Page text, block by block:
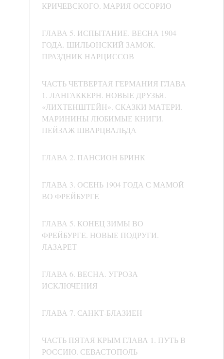
КРИЧЕВСКОГО. МАРИЯ ОССОРИО
ГЛАВА 5. ИСПЫТАНИЕ. ВЕСНА 1904
ГОДА. ШИЛЬОНСКИЙ ЗАМОК.
ПРАЗДНИК НАРЦИССОВ
ЧАСТЬ ЧЕТВЕРТАЯ ГЕРМАНИЯ ГЛАВА
1. ЛАНГАККЕРН. НОВЫЕ ДРУЗЬЯ.
«ЛИХТЕНШТЕЙН». СКАЗКИ МАТЕРИ.
МАРИНИНЫ ЛЮБИМЫЕ КНИГИ.
ПЕЙЗАЖ ШВАРЦВАЛЬДА
ГЛАВА 2. ПАНСИОН БРИНК
ГЛАВА 3. ОСЕНЬ 1904 ГОДА С МАМОЙ
ВО ФРЕЙБУРГЕ
ГЛАВА 5. КОНЕЦ ЗИМЫ ВО
ФРЕЙБУРГЕ. НОВЫЕ ПОДРУГИ.
ЛАЗАРЕТ
ГЛАВА 6. ВЕСНА. УГРОЗА
ИСКЛЮЧЕНИЯ
ГЛАВА 7. САНКТ-БЛАЗИЕН
ЧАСТЬ ПЯТАЯ КРЫМ ГЛАВА 1. ПУТЬ В
РОССИЮ. СЕВАСТОПОЛЬ